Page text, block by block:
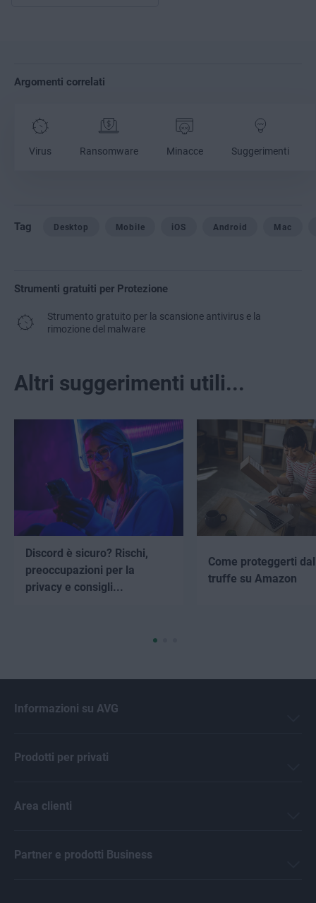
Argomenti correlati
Virus Ransomware Minacce Suggerimenti
Tag Desktop Mobile iOS Android Mac
Strumenti gratuiti per Protezione
Strumento gratuito per la scansione antivirus e la
rimozione del malware
Altri suggerimenti utili...
Discord è sicuro? Rischi,
preoccupazioni per la
privacy e consigli...
Come proteggerti
truffe su Amazon
Informazioni su AVG
Prodotti per privati
Area clienti
Partner e prodotti Business